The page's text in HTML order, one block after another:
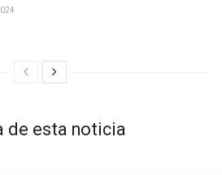
de esta noticia